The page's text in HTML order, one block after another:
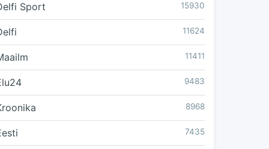
Sport 15930
11624
11411
9483
8968
7435